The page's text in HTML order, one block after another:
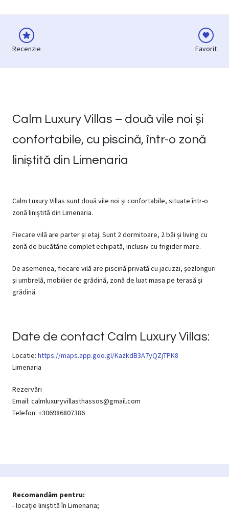
Recenzie Favorit
Calm Luxury Villas – două vile noi și
confortabile, cu piscină, într-o zonă
liniștită din Limenaria
Calm Luxury Villas sunt două vile noi și confortabile, situate într-o
zonă liniștită din Limenaria.
Fiecare vilă are parter și etaj. Sunt 2 dormitoare, 2 băi și living cu
zonă de bucătărie complet echipată, inclusiv cu frigider mare.
De asemenea, fiecare vilă are piscină privată cu jacuzzi, șezlonguri
și umbrelă, mobilier de grădină, zonă de luat masa pe terasă și
grădină.
Date de contact Calm Luxury Villas:
Locatie: https://maps.app.goo.gl/KazkdB3A7yQZjTPK8
Limenaria
Rezervări
Email: calmluxuryvillasthassos@gmail.com
Telefon: +306986807386
Recomandăm pentru:
- locație liniștită în Limenaria;